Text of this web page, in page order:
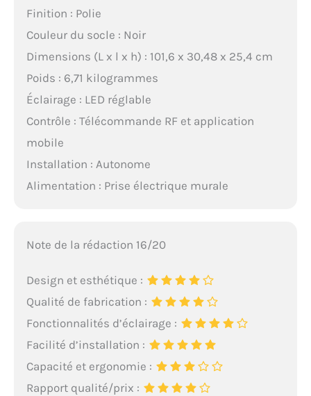
Finition : Polie
Couleur du socle : Noir
Dimensions (L x l x h) : 101,6 x 30,48 x 25,4 cm
Poids : 6,71 kilogrammes
Éclairage : LED réglable
Contrôle : Télécommande RF et application
mobile
Installation : Autonome
Alimentation : Prise électrique murale
Note de la rédaction 16/20
Design et esthétique :
Qualité de fabrication :
Fonctionnalités d’éclairage :
Facilité d’installation :
Capacité et ergonomie :
Rapport qualité/prix :